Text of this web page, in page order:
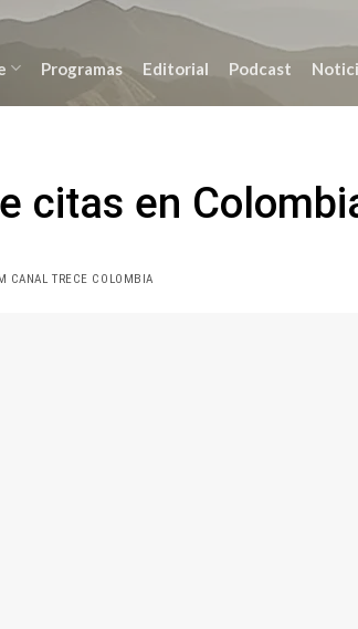
Programas Editorial Podcast
citas en
CANAL TRECE COLOMBIA